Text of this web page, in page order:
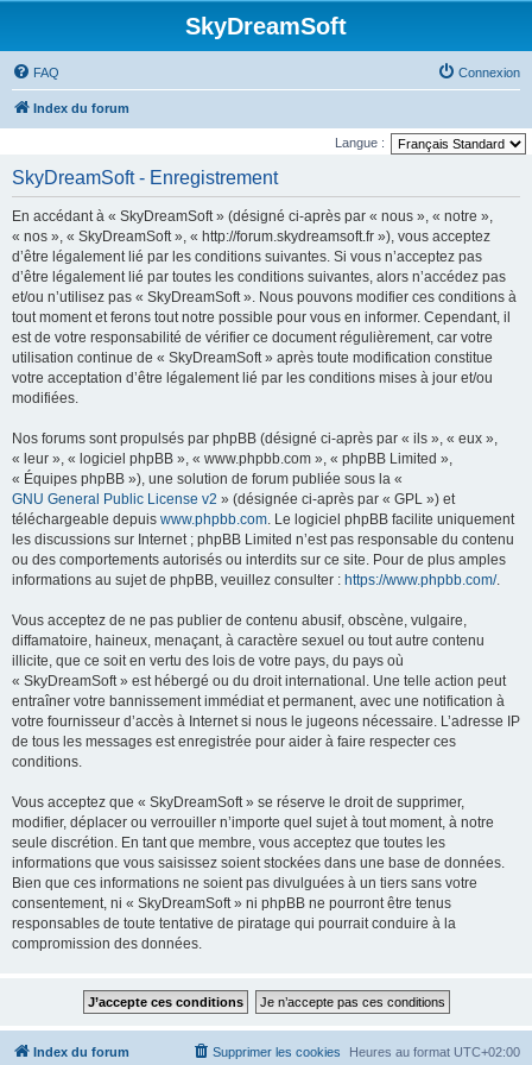
SkyDreamSoft
FAQ Connexion
Index du forum
Langue :
SkyDreamSoft - Enregistrement
En accédant à « SkyDreamSoft » (désigné ci-après par « nous », « notre »,
« nos », « SkyDreamSoft », « http://forum.skydreamsoft.fr »), vous acceptez
d’être légalement lié par les conditions suivantes. Si vous n’acceptez pas
d’être légalement lié par toutes les conditions suivantes, alors n’accédez pas
et/ou n’utilisez pas « SkyDreamSoft ». Nous pouvons modifier ces conditions à
tout moment et ferons tout notre possible pour vous en informer. Cependant, il
est de votre responsabilité de vérifier ce document régulièrement, car votre
utilisation continue de « SkyDreamSoft » après toute modification constitue
votre acceptation d’être légalement lié par les conditions mises à jour et/ou
modifiées.
Nos forums sont propulsés par phpBB (désigné ci-après par « ils », « eux »,
« leur », « logiciel phpBB », « www.phpbb.com », « phpBB Limited »,
« Équipes phpBB »), une solution de forum publiée sous la «
GNU General Public License v2 » (désignée ci-après par « GPL ») et
téléchargeable depuis www.phpbb.com. Le logiciel phpBB facilite uniquement
les discussions sur Internet ; phpBB Limited n’est pas responsable du contenu
ou des comportements autorisés ou interdits sur ce site. Pour de plus amples
informations au sujet de phpBB, veuillez consulter : https://www.phpbb.com/.
Vous acceptez de ne pas publier de contenu abusif, obscène, vulgaire,
diffamatoire, haineux, menaçant, à caractère sexuel ou tout autre contenu
illicite, que ce soit en vertu des lois de votre pays, du pays où
« SkyDreamSoft » est hébergé ou du droit international. Une telle action peut
entraîner votre bannissement immédiat et permanent, avec une notification à
votre fournisseur d’accès à Internet si nous le jugeons nécessaire. L’adresse IP
de tous les messages est enregistrée pour aider à faire respecter ces
conditions.
Vous acceptez que « SkyDreamSoft » se réserve le droit de supprimer,
modifier, déplacer ou verrouiller n’importe quel sujet à tout moment, à notre
seule discrétion. En tant que membre, vous acceptez que toutes les
informations que vous saisissez soient stockées dans une base de données.
Bien que ces informations ne soient pas divulguées à un tiers sans votre
consentement, ni « SkyDreamSoft » ni phpBB ne pourront être tenus
responsables de toute tentative de piratage qui pourrait conduire à la
compromission des données.
Index du forum Heures au format UTC+02:00
Supprimer les cookies